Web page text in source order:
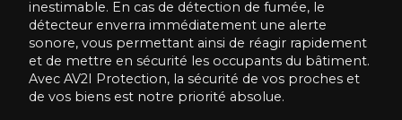
inestimable. En cas de détection de fumée, le
détecteur enverra immédiatement une alerte
sonore, vous permettant ainsi de réagir rapidement
et de mettre en sécurité les occupants du bâtiment.
Avec AV2I Protection, la sécurité de vos proches et
de vos biens est notre priorité absolue.